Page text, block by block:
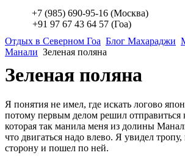
+7 (985) 690-95-16 (Москва)
+91 97 67 43 64 57 (Гоа)
Отдых в Северном Гоа Блог Махараджи
Манали Зеленая поляна
Зеленая поляна
Я понятия не имел, где искать логово
потому первым делом решил отправиться
которая так манила меня из долины
что двигаться надо влево. Я увидел
сторону и пошел по ней.